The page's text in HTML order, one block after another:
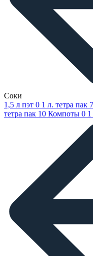
Соки
1,5 л пэт 0 1 л. тетра пак 7
тетра пак 10 Компоты 0